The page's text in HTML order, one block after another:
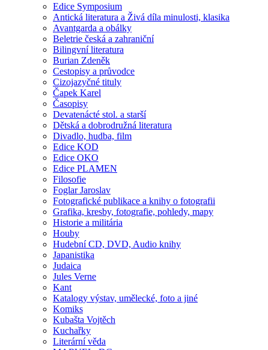
Edice Symposium
Antická literatura a Živá díla minulosti, klasika
Avantgarda a obálky
Beletrie česká a zahraniční
Bilingvní literatura
Burian Zdeněk
Cestopisy a průvodce
Cizojazyčné tituly
Čapek Karel
Časopisy
Devatenácté stol. a starší
Dětská a dobrodružná literatura
Divadlo, hudba, film
Edice KOD
Edice OKO
Edice PLAMEN
Filosofie
Foglar Jaroslav
Fotografické publikace a knihy o fotografii
Grafika, kresby, fotografie, pohledy, mapy
Historie a militária
Houby
Hudební CD, DVD, Audio knihy
Japanistika
Judaica
Jules Verne
Kant
Katalogy výstav, umělecké, foto a jiné
Komiks
Kubašta Vojtěch
Kuchařky
Literární věda